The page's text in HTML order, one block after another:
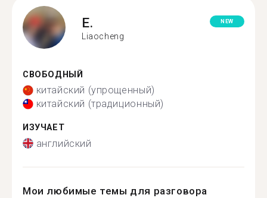
E.
Liaocheng
NEW
СВОБОДНЫЙ
китайский (упрощенный)
китайский (традиционный)
ИЗУЧАЕТ
английский
Мои любимые темы для разговора